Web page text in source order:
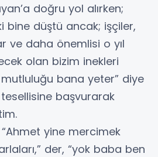
doğru yol alırken;
bine düştü ancak; işçiler,
ve daha önemlisi o yıl
olan bizim inekleri
bana yeter” diye
başvurarak
yine mercimek
der, “yok baba ben